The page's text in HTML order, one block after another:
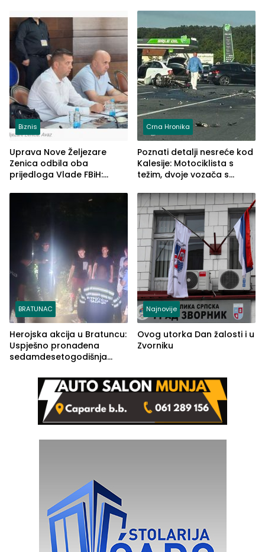
Biznis
Uprava Nove Željezare
Zenica odbila oba
prijedloga Vlade FBiH:
rješenje
Crna Hronika
Poznati detalji nesreće kod
Kalesije: Motociklista s
težim, dvoje vozača s
BRATUNAC
Herojska akcija u Bratuncu:
Uspješno pronađena
sedamdesetogodišnja
Kravice.
Najnovije
Ovog utorka Dan žalosti i u
Zvorniku